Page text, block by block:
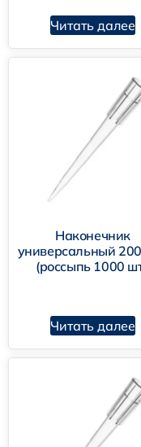
Читать далее
Наконечник
универсальный
(россыпь 1000
Читать далее